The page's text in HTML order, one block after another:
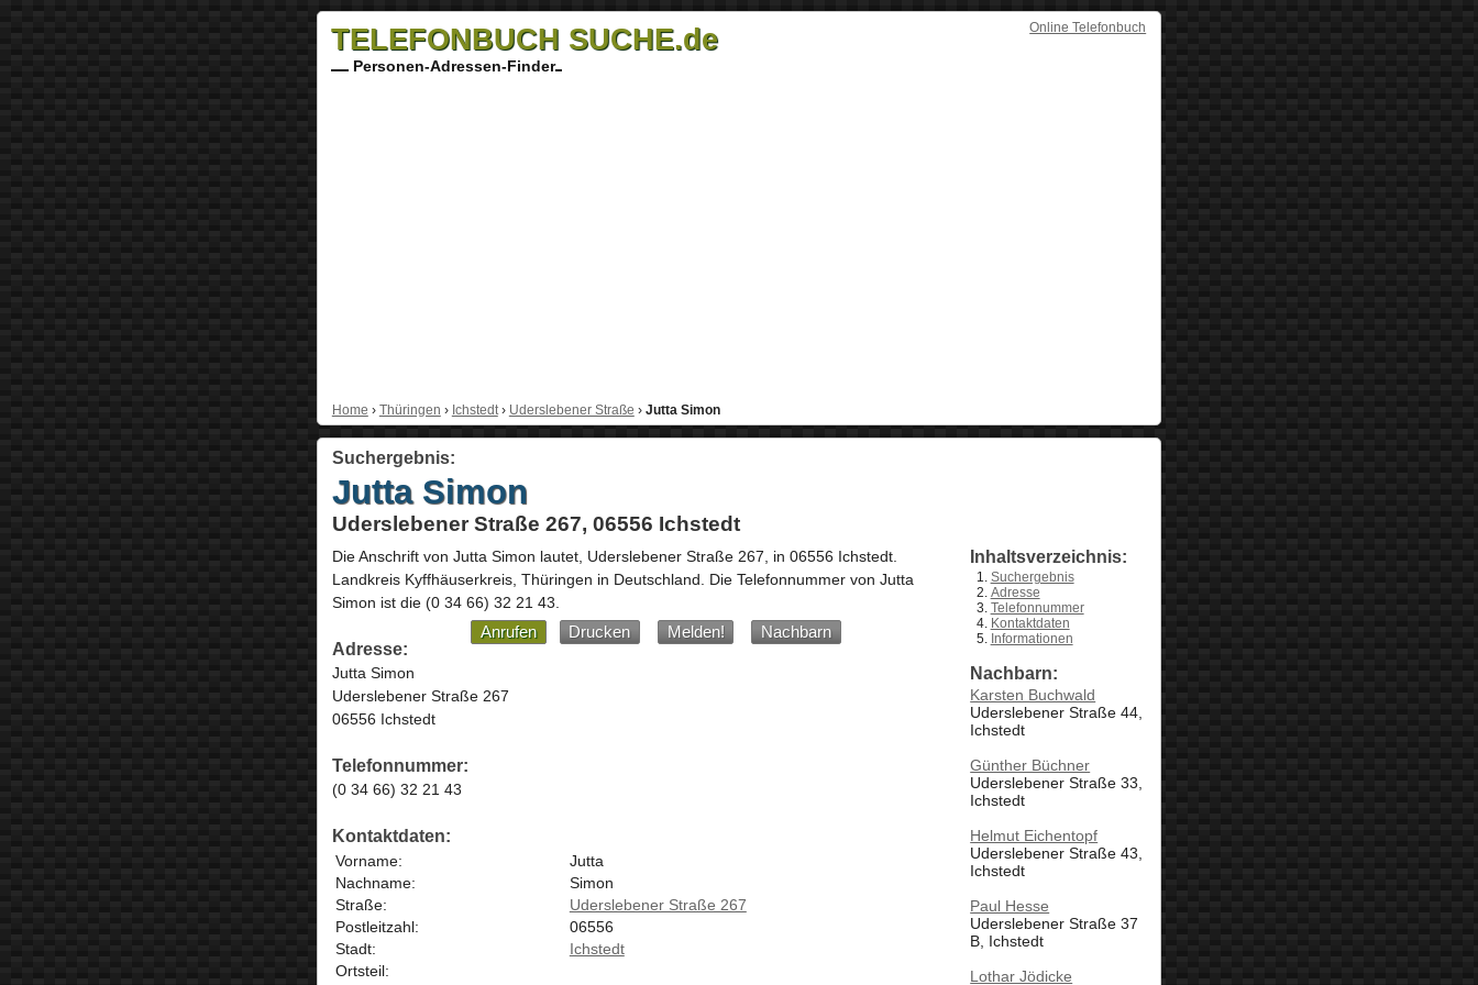
Online Telefonbuch
TELEFONBUCH SUCHE.de
Personen-Adressen-Finder
Home › Thüringen › Ichstedt› Uderslebener Straße › Jutta Simon
Suchergebnis:
Jutta Simon
Uderslebener Straße 267, 06556 Ichstedt
Die Anschrift von Jutta Simon lautet, Uderslebener Straße 267 , in 06556 Ichstedt.
Landkreis Kyffhäuserkreis, Thüringen in Deutschland
Die Telefonnummer von Jutta
Simon ist die (0 34 66) 32 21 43
Anrufen Drucken Melden!
Nachbarn
Adresse:
Jutta Simon
Uderslebener Straße 267
06556 Ichstedt
Telefonnummer:
(0 34 66) 32 21 43
Kontaktdaten:
Vorname:
Jutta
Nachname:
Simon
Straße:
Uderslebener Straße 267
Postleitzahl:
06556
Stadt:
Ichstedt
Ortsteil:
Inhaltsverzeichnis:
Suchergebnis
Adresse
Telefonnummer
Kontaktdaten
Informationen
Nachbarn:
Karsten Buchwald
Uderslebener Straße 44,
Ichstedt
Günther Büchner
Uderslebener Straße 33,
Ichstedt
Helmut Eichentopf
Uderslebener Straße 43,
Ichstedt
Paul Hesse
Uderslebener Straße 37
B, Ichstedt
Lothar Jödicke